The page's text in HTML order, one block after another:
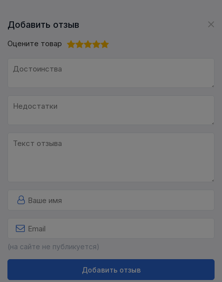
Добавить отзыв
Оцените товар
(на сайте не публикуется)
Добавить отзыв